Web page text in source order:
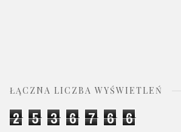
ŁĄCZNA LICZBA WYŚWIETLEŃ
2 5 3 6 7 6 6